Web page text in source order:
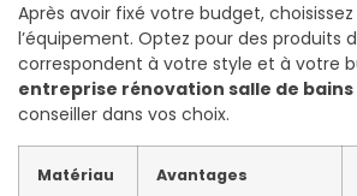
Après avoir fixé votre budget,
l’équipement. Optez pour des produits
correspondent à votre style et à votre
entreprise rénovation salle de bains
conseiller dans vos choix.
Matériau Avantages